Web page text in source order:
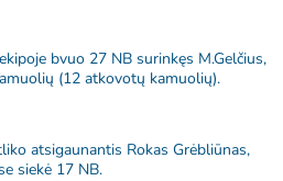
bvuo 27 NB surinkęs M.Gelčius,
(12 atkovotų kamuolių).
atsigaunantis Rokas Grėbliūnas,
siekė 17 NB.